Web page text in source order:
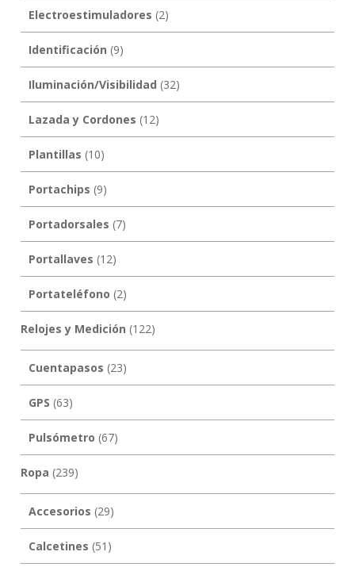
Electroestimuladores (2)
Identificación (9)
Iluminación/Visibilidad (32)
Lazada y Cordones (12)
Plantillas (10)
Portachips (9)
Portadorsales (7)
Portallaves (12)
Portateléfono (2)
Relojes y Medición (122)
Cuentapasos (23)
GPS (63)
Pulsómetro (67)
Ropa (239)
Accesorios (29)
Calcetines (51)